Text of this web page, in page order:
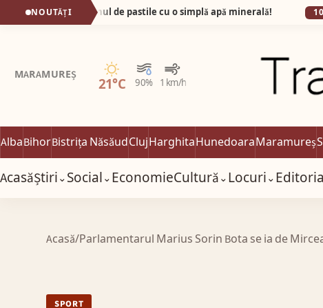
NOUTĂȚI
de pumnul de pastile cu o simplă apă minerală! 10:41 ALBA
MARAMUREȘ
21°C 90% 1 km/h
Senin
AlbaBihorBistrița NăsăudClujHarghitaHunedoaraMaramureș
AcasăȘtiri⌄Social⌄EconomieCultură⌄Locuri⌄
Acasă/Parlamentarul Marius Sorin Bota se ia de
SPORT